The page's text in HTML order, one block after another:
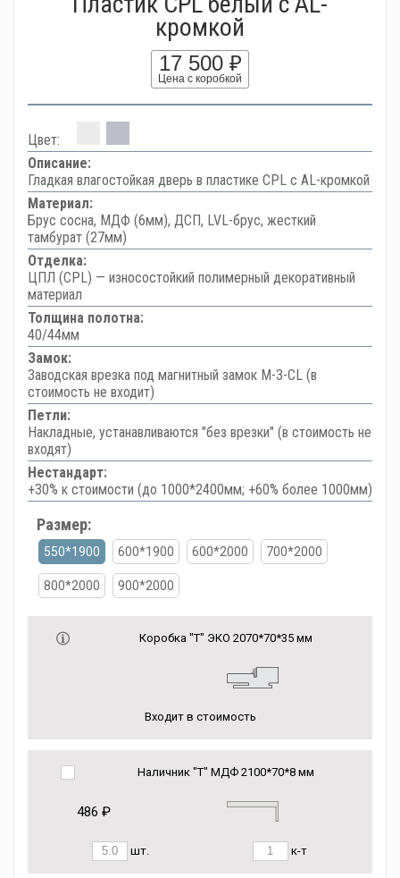
кромкой
17 500 ₽
Цена с коробкой
Цвет:
Описание:
Гладкая влагостойкая дверь в пластике CPL с AL-кромкой
Материал:
Брус сосна, МДФ (6мм), ДСП, LVL-брус, жесткий
тамбурат (27мм)
Отделка:
ЦПЛ (CPL) — износостойкий полимерный декоративный
материал
Толщина полотна:
40/44мм
Замок:
Заводская врезка под магнитный замок M-3-CL (в
стоимость не входит)
Петли:
Накладные, устанавливаются "без врезки" (в стоимость не
входят)
Нестандарт:
+30% к стоимости (до 1000*2400мм; +60% более 1000мм)
Размер:
550*1900 600*1900 600*2000 700*2000
800*2000 900*2000
Коробка "Т" ЭКО 2070*70*35 мм
Входит в стоимость
Наличник "Т" МДФ 2100*70*8 мм
486 ₽
шт. к-т